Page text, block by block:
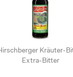
Kräuter-
Extra-Bitter